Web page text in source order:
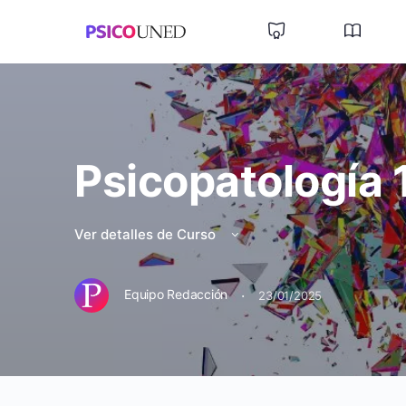
Psicopatología
Ver detalles de Curso
Equipo Redacción · 23/01/2025